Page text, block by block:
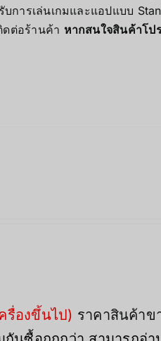
฿
การเล่นเกมและแอปแบบ
ต่อร้านค้า หากสนใจสินค้าโป
รื่องขึ้นไป) ราคาสินค้าข